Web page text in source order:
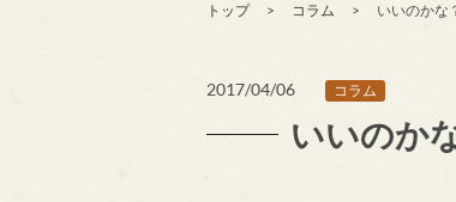
トップ コラム いいのかな
2017/04/06 コラム
いいのか